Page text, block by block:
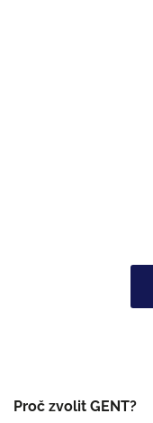
Proč zvolit GENT?